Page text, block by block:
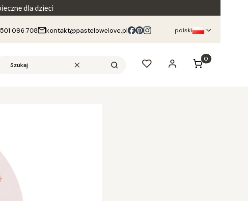
dla dzieci
096 708 kontakt@pastelowelove.pl polski
Wyczyść Szukaj
Produkty w